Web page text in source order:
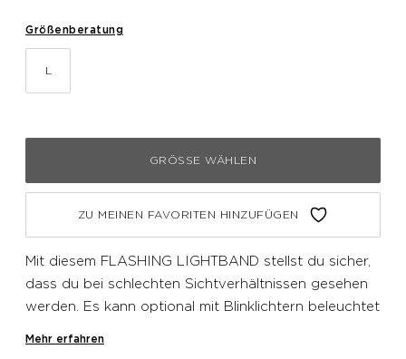
Größenberatung
L
GRÖSSE WÄHLEN
ZU MEINEN FAVORITEN HINZUFÜGEN
Mit diesem FLASHING LIGHTBAND stellst du sicher,
dass du bei schlechten Sichtverhältnissen gesehen
werden. Es kann optional mit Blinklichtern beleuchtet
Mehr erfahren